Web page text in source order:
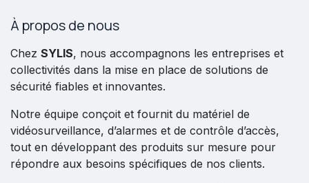
À propos de nous
Chez SYLIS, nous accompagnons les entreprises et
collectivités dans la mise en place de solutions de
sécurité fiables et innovantes.
Notre équipe conçoit et fournit du matériel de
vidéosurveillance, d’alarmes et de contrôle d’accès,
tout en développant des produits sur mesure pour
répondre aux besoins spécifiques de nos clients.